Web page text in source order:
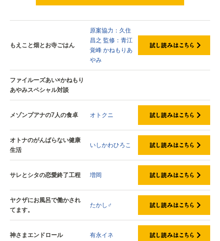
もえこと畑とお寺ごはん
原案協力：久住
昌之 監修：青江
覚峰かねもりあ
やみ
ファイルーズあい×かねもり
あやみスペシャル対談
メゾンプアナの7人の食卓 オトクニ
オトナのがんばらない健康
生活
いしかわひろこ
サレとシタの恋愛終了工程 増岡
ヤクザにお風呂で働かされ
てます。
たかし♂
神さまエンドロール 有永イネ